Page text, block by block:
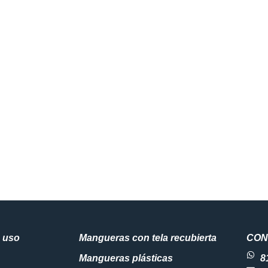
uso
Mangueras con tela recubierta
Mangueras plásticas